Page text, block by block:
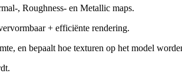
, Roughness- en Metallic maps.
+ efficiënte rendering.
en bepaalt hoe texturen op het model